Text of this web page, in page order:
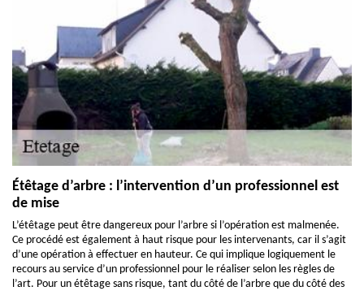
Étêtage d’arbre : l’intervention d’un professionnel est
de mise
L’étêtage peut être dangereux pour l’arbre si l’opération est malmenée.
Ce procédé est également à haut risque pour les intervenants, car il s’agit
d’une opération à effectuer en hauteur. Ce qui implique logiquement le
recours au service d’un professionnel pour le réaliser selon les règles de
l’art. Pour un étêtage sans risque, tant du côté de l’arbre que du côté des